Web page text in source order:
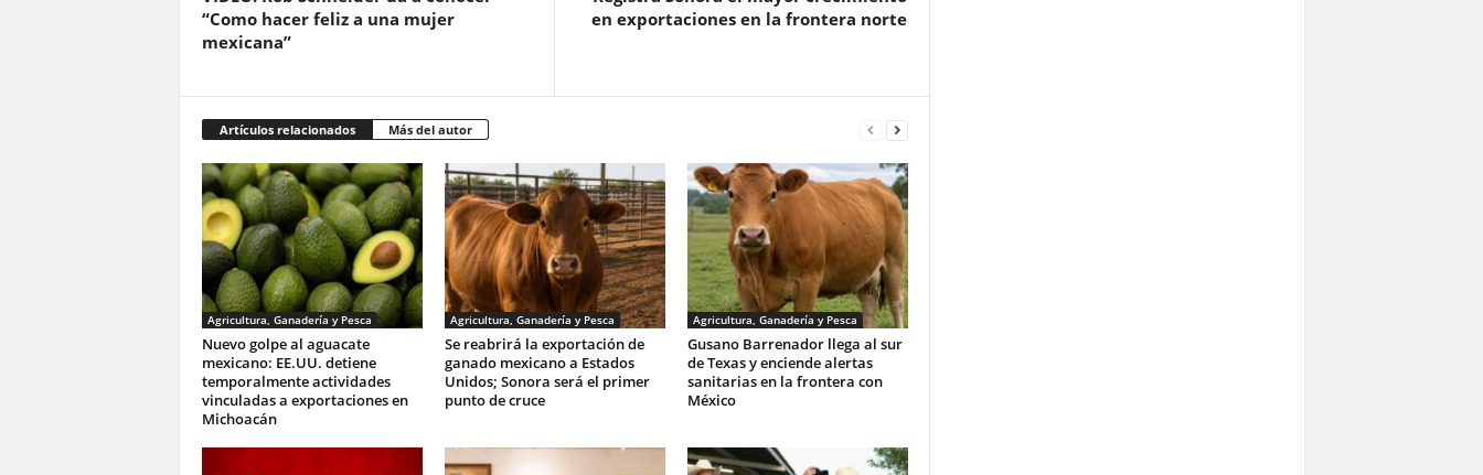
“Como hacer feliz a una mujer
mexicana”
en exportaciones en la frontera norte
Artículos relacionados Más del autor
Agricultura, Ganadería y Pesca
Nuevo golpe al aguacate
mexicano: EE.UU. detiene
temporalmente actividades
vinculadas a exportaciones en
Michoacán
Agricultura, Ganadería y Pesca
Se reabrirá la exportación de
ganado mexicano a Estados
Unidos; Sonora será el primer
punto de cruce
Agricultura, Ganadería y Pesca
Gusano Barrenador llega al sur
de Texas y enciende alertas
sanitarias en la frontera con
México